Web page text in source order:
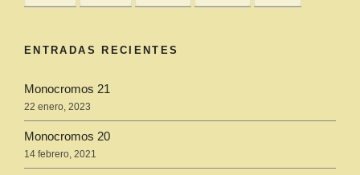
ENTRADAS RECIENTES
Monocromos 21
22 enero, 2023
Monocromos 20
14 febrero, 2021